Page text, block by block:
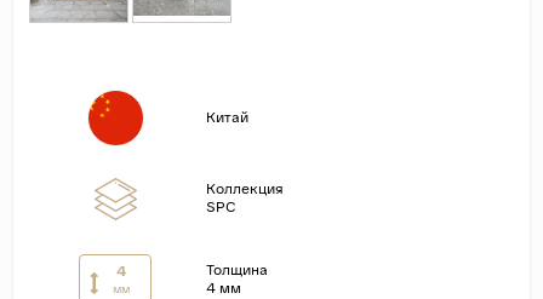
Китай
Коллекция
SPC
4
мм
Толщина
4 мм